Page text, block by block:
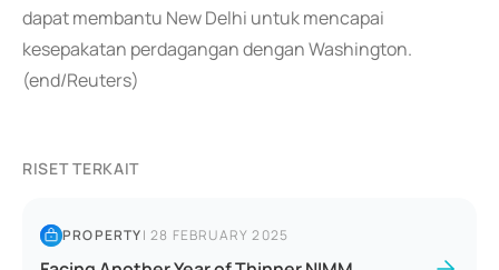
dapat membantu New Delhi untuk mencapai
kesepakatan perdagangan dengan Washington.
(end/Reuters)
RISET TERKAIT
PROPERTY|28 FEBRUARY 2025